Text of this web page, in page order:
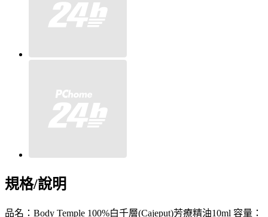
規格/說明
品名：Body Temple 100%白千層(Cajeput)芳療精油10ml 容量：